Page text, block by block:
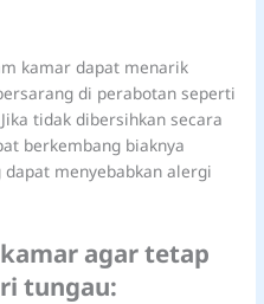
kamar dapat menarik
di perabotan seperti
tidak dibersihkan secara
berkembang biaknya
menyebabkan alergi
agar tetap
tungau: